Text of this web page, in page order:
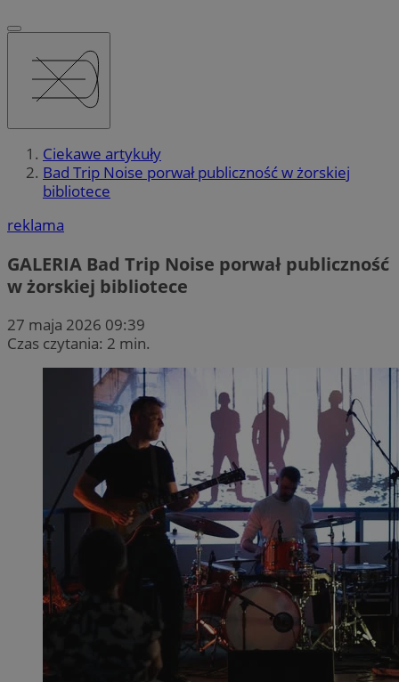
Ciekawe artykuły
Bad Trip Noise porwał publiczność w żorskiej
bibliotece
reklama
GALERIA Bad Trip Noise porwał publiczność
w żorskiej bibliotece
27 maja 2026 09:39
Czas czytania: 2 min.